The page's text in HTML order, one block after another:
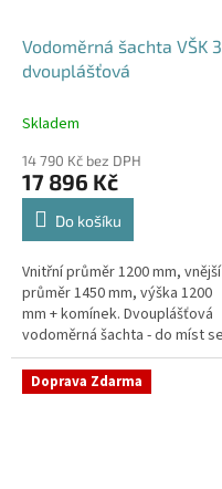
Vodoměrná šachta VŠK 3
dvouplášťová
Skladem
14 790 Kč bez DPH
17 896 Kč
Do košíku
Vnitřní průměr 1200 mm, vnější
průměr 1450 mm, výška 1200
mm + komínek. Dvouplášťová
vodoměrná šachta - do míst se
spodní vodou, pojízdná i pod
parkovací stáníStandardní...
Doprava Zdarma